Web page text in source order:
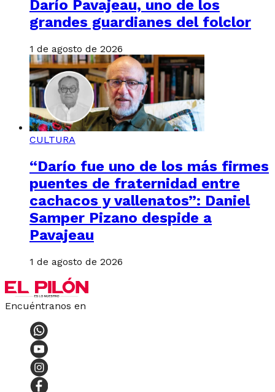
Darío Pavajeau, uno de los
grandes guardianes del folclor
1 de agosto de 2026
CULTURA
“Darío fue uno de los más firmes
puentes de fraternidad entre
cachacos y vallenatos”: Daniel
Samper Pizano despide a
Pavajeau
1 de agosto de 2026
Encuéntranos en